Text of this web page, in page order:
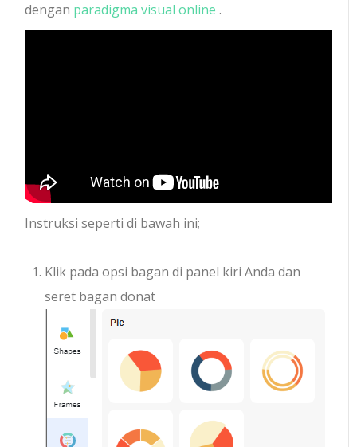
dengan paradigma visual online .
Instruksi seperti di bawah ini;
Klik pada opsi bagan di panel kiri Anda dan
seret bagan donat